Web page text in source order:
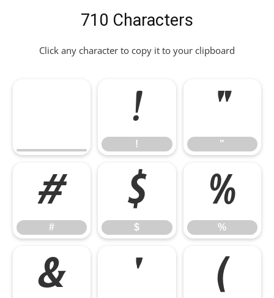
710 Characters
Click any character to copy it to your clipboard
!
!
"
"
#
#
$
$
%
%
& ' (